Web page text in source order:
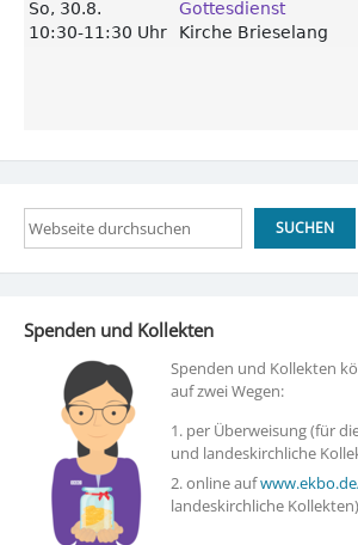
Suchen SUCHEN
Spenden und Kollekten
Spenden und Kollekten
auf zwei Wegen:
1. per Überweisung (für
und landeskirchliche
2. online auf
landeskirchliche Kollekten)